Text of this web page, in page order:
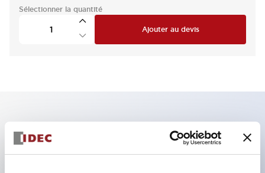
Sélectionner la quantité
Ajouter au devis
Caractéristiques clés